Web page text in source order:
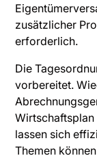
zusätzlicher
erforderlich.
Die
vorbereitet.
Wirtschaftsplan
lassen sich
Themen